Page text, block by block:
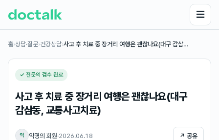
☰
홈›상담·질문›건강상담›사고 후 치료 중 장거리 여행은 괜찮나요(대구 감삼…
✓ 전문의 검수 완료
사고 후 치료 중 장거리 여행은 괜찮나요(대구
감삼동, 교통사고치료)
익 익명의 회원·2026.06.18 ↗ 공유